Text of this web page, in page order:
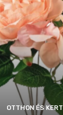
OTTHON ÉS KERT